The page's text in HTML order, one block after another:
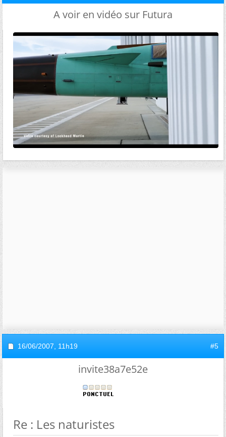
A voir en vidéo sur Futura
16/06/2007, 11h19 #5
invite38a7e52e
Re : Les naturistes